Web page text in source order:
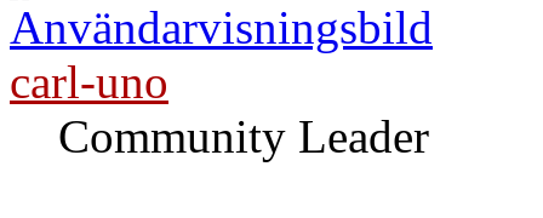
carl-uno
Community Leader